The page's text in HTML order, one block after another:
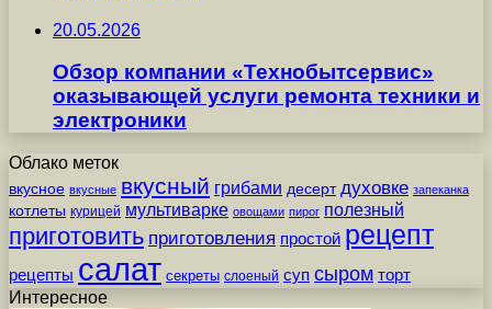
20.05.2026
Обзор компании «Технобытсервис»
оказывающей услуги ремонта техники и
электроники
Облако меток
вкусное вкусные вкусный грибами десерт духовке запеканка
котлеты курицей мультиварке овощами пирог полезный
приготовить приготовления простой рецепт
рецепты салат секреты слоеный суп сыром торт
Интересное